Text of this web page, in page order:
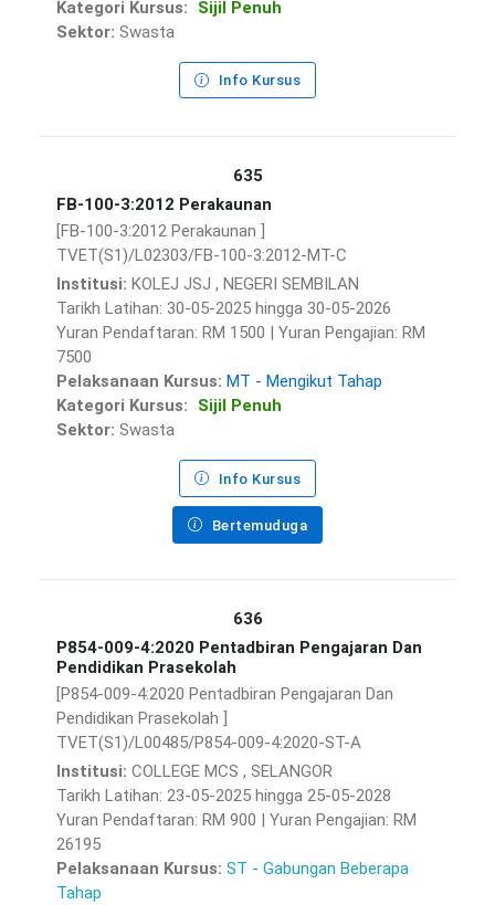
Kategori Kursus:
Sijil Penuh
Sektor: Swasta
Info Kursus
635
FB-100-3:2012 Perakaunan
[FB-100-3:2012 Perakaunan ]
TVET(S1)/L02303/FB-100-3:2012-MT-C
Institusi: KOLEJ JSJ , NEGERI SEMBILAN
Tarikh Latihan: 30-05-2025 hingga 30-05-2026
Yuran Pendaftaran: RM 1500 | Yuran Pengajian: RM
7500
Pelaksanaan Kursus: MT - Mengikut Tahap
Kategori Kursus:
Sijil Penuh
Sektor: Swasta
Info Kursus
Bertemuduga
636
P854-009-4:2020 Pentadbiran Pengajaran Dan
Pendidikan Prasekolah
[P854-009-4:2020 Pentadbiran Pengajaran Dan
Pendidikan Prasekolah ]
TVET(S1)/L00485/P854-009-4:2020-ST-A
Institusi: COLLEGE MCS , SELANGOR
Tarikh Latihan: 23-05-2025 hingga 25-05-2028
Yuran Pendaftaran: RM 900 | Yuran Pengajian: RM
26195
Pelaksanaan Kursus: ST - Gabungan Beberapa
Tahap